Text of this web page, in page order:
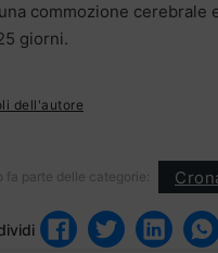
commozione cerebrale
giorni.
dell'autore
fa parte delle categorie: